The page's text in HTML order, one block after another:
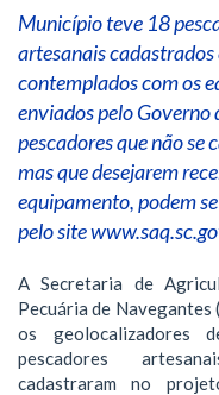
Município teve 18
artesanais cadastrados
contemplados com os
enviados pelo Governo
pescadores que não se
mas que desejarem
equipamento, podem
pelo site
A Secretaria de
Pecuária de Navegantes
os geolocalizadores
pescadores
cadastraram no